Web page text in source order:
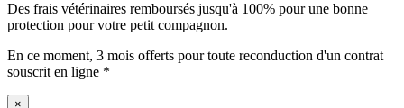
Des frais vétérinaires remboursés jusqu'à 100% pour une bonne
protection pour votre petit compagnon.
En ce moment, 3 mois offerts pour toute reconduction d'un contrat
souscrit en ligne *
×